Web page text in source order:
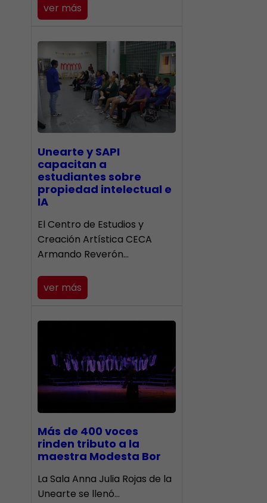
ver más
Unearte y SAPI
capacitan a
estudiantes sobre
propiedad intelectual e
IA
El Centro de Estudios y
Creación Artística CECA
Armando Reverón…
ver más
Más de 400 voces
rinden tributo a la
maestra Modesta Bor
​La Sala Anna Julia Rojas de la
Unearte se llenó…